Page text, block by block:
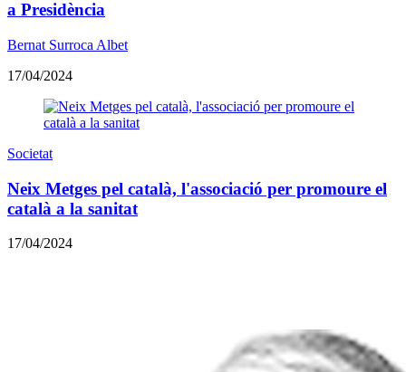
a Presidència
Bernat Surroca Albet
17/04/2024
Societat
Neix Metges pel català, l'associació per promoure el
català a la sanitat
17/04/2024